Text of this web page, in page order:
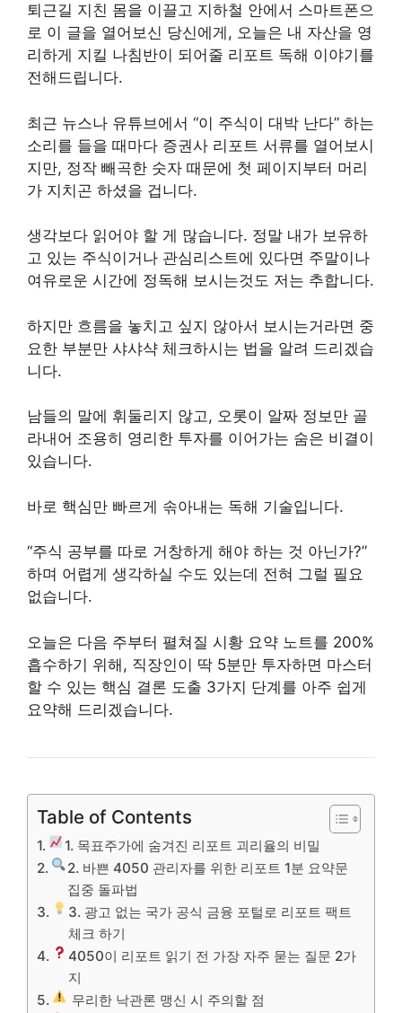
퇴근길 지친 몸을 이끌고 지하철 안에서 스마트폰으
로 이 글을 열어보신 당신에게, 오늘은 내 자산을 영
리하게 지킬 나침반이 되어줄 리포트 독해 이야기를
전해드립니다.
최근 뉴스나 유튜브에서 “이 주식이 대박 난다” 하는
소리를 들을 때마다 증권사 리포트 서류를 열어보시
지만, 정작 빼곡한 숫자 때문에 첫 페이지부터 머리
가 지치곤 하셨을 겁니다.
생각보다 읽어야 할 게 많습니다. 정말 내가 보유하
고 있는 주식이거나 관심리스트에 있다면 주말이나
여유로운 시간에 정독해 보시는것도 저는 추합니다.
하지만 흐름을 놓치고 싶지 않아서 보시는거라면 중
요한 부분만 샤샤샥 체크하시는 법을 알려 드리겠습
니다.
남들의 말에 휘둘리지 않고, 오롯이 알짜 정보만 골
라내어 조용히 영리한 투자를 이어가는 숨은 비결이
있습니다.
바로 핵심만 빠르게 솎아내는 독해 기술입니다.
“주식 공부를 따로 거창하게 해야 하는 것 아닌가?”
하며 어렵게 생각하실 수도 있는데 전혀 그럴 필요
없습니다.
오늘은 다음 주부터 펼쳐질 시황 요약 노트를 200%
흡수하기 위해, 직장인이 딱 5분만 투자하면 마스터
할 수 있는 핵심 결론 도출 3가지 단계를 아주 쉽게
요약해 드리겠습니다.
Table of Contents
1. 목표주가에 숨겨진 리포트 괴리율의 비밀
2. 바쁜 4050 관리자를 위한 리포트 1분 요약문
집중 돌파법
3. 광고 없는 국가 공식 금융 포털로 리포트 팩트
체크 하기
4050이 리포트 읽기 전 가장 자주 묻는 질문 2가
지
무리한 낙관론 맹신 시 주의할 점